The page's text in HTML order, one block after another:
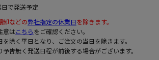
日で発送予定
卸などの弊社指定の休業日を除きます。
意はこちらをご確認ください。
除く平日となり、ご注文の当日を除きます。
告無く発送日程が前後する場合がございます。